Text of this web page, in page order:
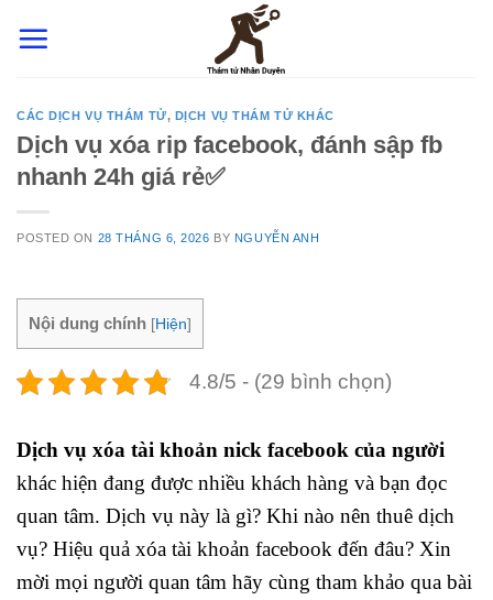
CÁC DỊCH VỤ THÁM TỬ, DỊCH VỤ THÁM TỬ KHÁC
Dịch vụ xóa rip facebook, đánh sập fb
nhanh 24h giá rẻ✅
POSTED ON 28 THÁNG 6, 2026 BY NGUYỄN ANH
Nội dung chính [Hiện]
4.8/5 - (29 bình chọn)
Dịch vụ xóa tài khoản nick facebook của người
khác hiện đang được nhiều khách hàng và bạn đọc
quan tâm. Dịch vụ này là gì? Khi nào nên thuê dịch
vụ? Hiệu quả xóa tài khoản facebook đến đâu? Xin
mời mọi người quan tâm hãy cùng tham khảo qua bài